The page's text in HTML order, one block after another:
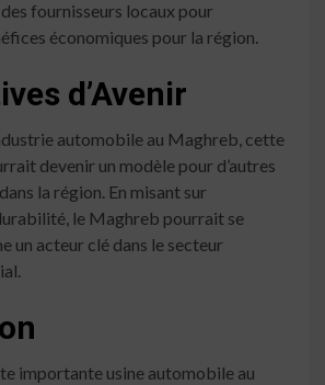
fournisseurs locaux pour
économiques pour la région.
d’Avenir
automobile au Maghreb, cette
devenir un modèle pour d’autres
la région. En misant sur
le Maghreb pourrait se
un acteur clé dans le secteur
importante usine automobile au